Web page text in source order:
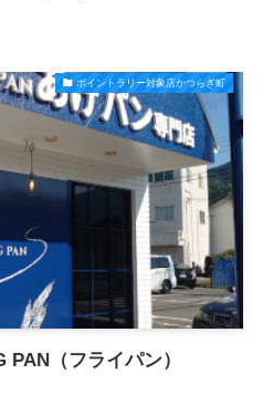
ポイントラリー対象店かつらぎ町
（フライパン）